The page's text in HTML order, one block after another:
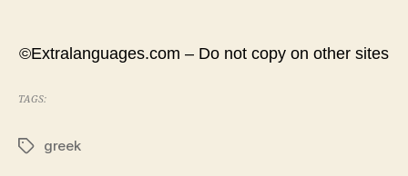
©Extralanguages.com – Do not copy on other sites
TAGS:
Tagsgreek